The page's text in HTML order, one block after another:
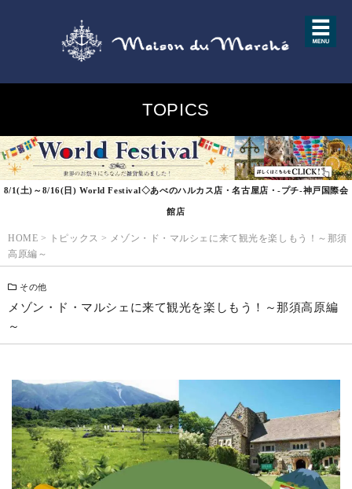
TOPICS
8/1(土)～8/16(日) World Festival◇あべのハルカス店・名古屋店・-プチ-神戸国際会
館店
HOME > トピックス > メゾン・ド・マルシェに来て観光を楽しもう！～那須
高原編～
その他
メゾン・ド・マルシェに来て観光を楽しもう！～那須高原編
～